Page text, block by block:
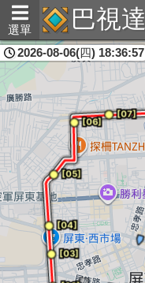
選單 巴視達
屏東縣
2026-08-06(四) 18:36:57